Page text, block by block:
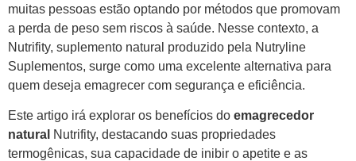
muitas pessoas estão optando por métodos que promovam
a perda de peso sem riscos à saúde. Nesse contexto, a
Nutrifity, suplemento natural produzido pela Nutryline
Suplementos, surge como uma excelente alternativa para
quem deseja emagrecer com segurança e eficiência.
Este artigo irá explorar os benefícios do emagrecedor
natural Nutrifity, destacando suas propriedades
termogênicas, sua capacidade de inibir o apetite e as